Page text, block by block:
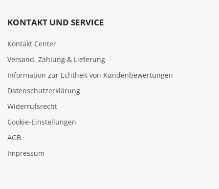
KONTAKT UND SERVICE
Kontakt Center
Versand, Zahlung & Lieferung
Information zur Echtheit von Kundenbewertungen
Datenschutzerklärung
Widerrufsrecht
Cookie‑Einstellungen
AGB
Impressum